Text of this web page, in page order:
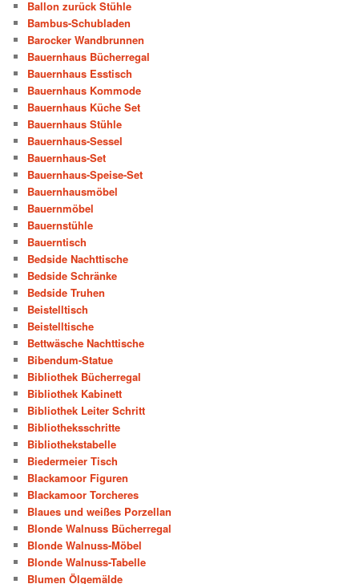
Ballon zurück Stühle
Bambus-Schubladen
Barocker Wandbrunnen
Bauernhaus Bücherregal
Bauernhaus Esstisch
Bauernhaus Kommode
Bauernhaus Küche Set
Bauernhaus Stühle
Bauernhaus-Sessel
Bauernhaus-Set
Bauernhaus-Speise-Set
Bauernhausmöbel
Bauernmöbel
Bauernstühle
Bauerntisch
Bedside Nachttische
Bedside Schränke
Bedside Truhen
Beistelltisch
Beistelltische
Bettwäsche Nachttische
Bibendum-Statue
Bibliothek Bücherregal
Bibliothek Kabinett
Bibliothek Leiter Schritt
Bibliotheksschritte
Bibliothekstabelle
Biedermeier Tisch
Blackamoor Figuren
Blackamoor Torcheres
Blaues und weißes Porzellan
Blonde Walnuss Bücherregal
Blonde Walnuss-Möbel
Blonde Walnuss-Tabelle
Blumen Ölgemälde